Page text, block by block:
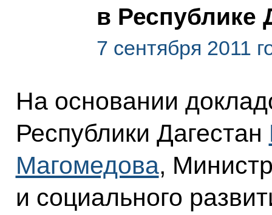
в Республике
7 сентября 2011
На основании
Республики Дагестан
Магомедова,
и социального